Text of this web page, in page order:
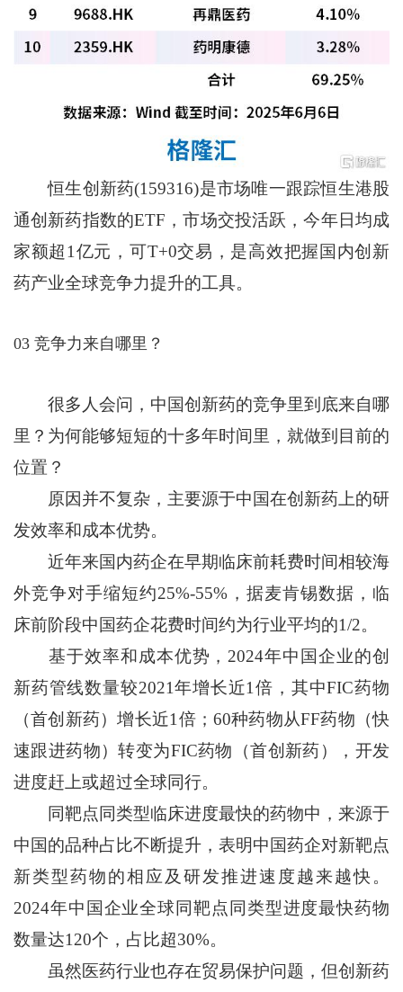
恒生创新药(159316)是市场唯一跟踪恒生港股
通创新药指数的ETF，市场交投活跃，今年日均成
家额超1亿元，可T+0交易，是高效把握国内创新
药产业全球竞争力提升的工具。
03 竞争力来自哪里？
很多人会问，中国创新药的竞争里到底来自哪
里？为何能够短短的十多年时间里，就做到目前的
位置？
原因并不复杂，主要源于中国在创新药上的研
发效率和成本优势。
近年来国内药企在早期临床前耗费时间相较海
外竞争对手缩短约25%-55%，据麦肯锡数据，临
床前阶段中国药企花费时间约为行业平均的1/2。
基于效率和成本优势，2024年中国企业的创
新药管线数量较2021年增长近1倍，其中FIC药物
（首创新药）增长近1倍；60种药物从FF药物（快
速跟进药物）转变为FIC药物（首创新药），开发
进度赶上或超过全球同行。
同靶点同类型临床进度最快的药物中，来源于
中国的品种占比不断提升，表明中国药企对新靶点
新类型药物的相应及研发推进速度越来越快。
2024年中国企业全球同靶点同类型进度最快药物
数量达120个，占比超30%。
虽然医药行业也存在贸易保护问题，但创新药